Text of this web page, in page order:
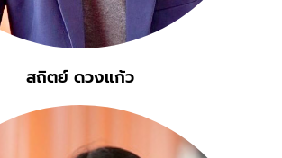
สถิตย์ ดวงแก้ว